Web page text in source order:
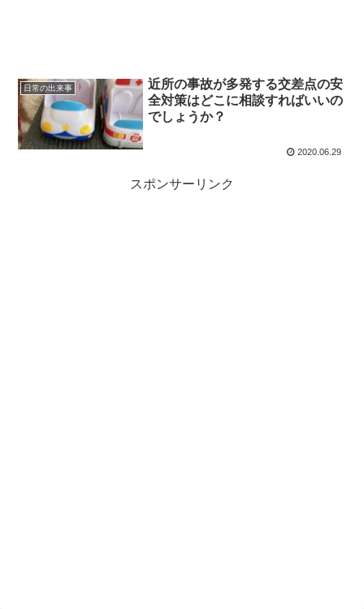
日常の出来事
近所の事故が多発する交差点の安
全対策はどこに相談すればいいの
でしょうか？
2020.06.29
スポンサーリンク